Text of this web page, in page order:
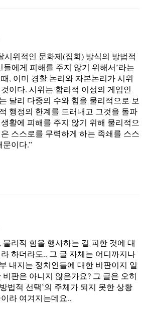
시위적인 문화제(집회) 방식의 방법적
들에게 피해를 주지 않기 위해서’라는
, 이미 경찰 논리와 자본논리가 시위
이다. 시위는 합리적 이성의 게임인
달리 다중의 수와 힘을 물리적으로 보
행정의 한계를 드러내고 그것을 돌파
활에 피해를 주지 않기 위해 물리적으
스스로를 무력하게 하는 족쇄를 스스
이다.”
리적 힘을 행사하는 걸 피한 것에 대
하더라도.. 그 글 자체는 어디까지나
내지는 정치인들에 대한 비판이지 일
판은 아니지 않은가요? 그 글은 오히
법적 선택’의 주체가 되지 못한 상황
라 여겨지는데요..